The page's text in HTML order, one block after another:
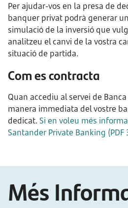
Per ajudar-vos en la presa de
banquer privat podrà generar
simulació de la inversió que
analitzeu el canvi de la vostra
situació de partida.
Com es contracta
Quan accediu al servei de
manera immediata del vostre
dedicat. Si en voleu més
Santander Private Banking (PDF
Més